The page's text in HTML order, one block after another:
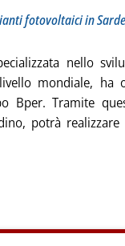
fotovoltaici in
nello
mondiale, ha
Bper. Tramite
potrà